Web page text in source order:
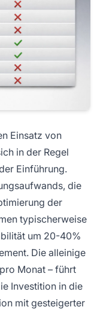
Einsatz von
in der Regel
Einführung.
die
der
typischerweise
um 20-40%
Die alleinige
Monat – führt
Investition in die
mit gesteigerter